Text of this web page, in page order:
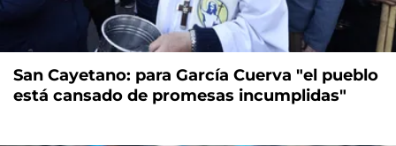
San Cayetano: para García Cuerva "el pueblo
está cansado de promesas incumplidas"